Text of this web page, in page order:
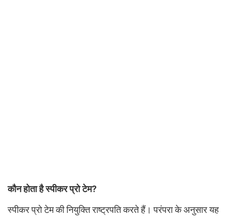
कौन होता है स्पीकर प्रो टेम?
स्पीकर प्रो टेम की नियुक्ति राष्ट्रपति करते हैं। परंपरा के अनुसार यह